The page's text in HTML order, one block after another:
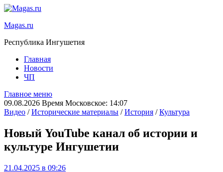
Magas.ru
Республика Ингушетия
Главная
Новости
ЧП
Главное меню
09.08.2026 Время Московское: 14:07
Видео /Исторические материалы /История /Культура
Новый YouTube канал об истории и
культуре Ингушетии
21.04.2025 в 09:26